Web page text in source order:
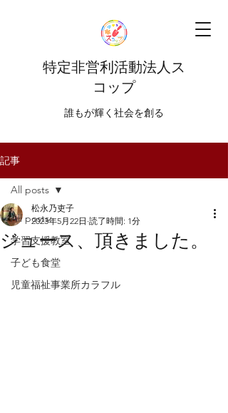
特定非営利活動法人ス
コップ
​​誰もが輝く社会を創る
記事
All posts
学習支援教室
子ども食堂
児童福祉事業所カラフル
All posts
ジュース、頂きました。
松永乃吏子
2023年5月22日 読了時間: 1分